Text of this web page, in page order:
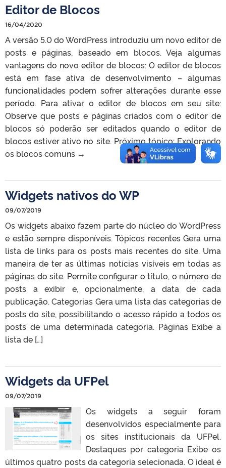
Editor de Blocos
16/04/2020
A versão 5.0 do WordPress introduziu um novo editor de
posts e páginas, baseado em blocos. Veja algumas
vantagens do novo editor de blocos: O editor de blocos
está em fase ativa de desenvolvimento – algumas
funcionalidades podem sofrer alterações durante esse
período. Para ativar o editor de blocos em seu site:
Observe que posts e páginas criados com o editor de
blocos só poderão ser editados quando o editor de
blocos estiver ativo no site. Próximo tópico: Explorando
os blocos comuns →
Widgets nativos do WP
09/07/2019
Os widgets abaixo fazem parte do núcleo do WordPress
e estão sempre disponíveis. Tópicos recentes Gera uma
lista de links para os posts mais recentes do site. Uma
maneira de ter as últimas notícias visíveis em todas as
páginas do site. Permite configurar o título, o número de
posts a exibir e, opcionalmente, a data de cada
publicação. Categorias Gera uma lista das categorias de
posts do site, possibilitando o acesso rápido a todos os
posts de uma determinada categoria. Páginas Exibe a
lista de […]
Widgets da UFPel
09/07/2019
Os widgets a seguir foram
desenvolvidos especialmente para
os sites institucionais da UFPel.
Destaques por categoria Exibe os
últimos quatro posts da categoria selecionada. O ideal é